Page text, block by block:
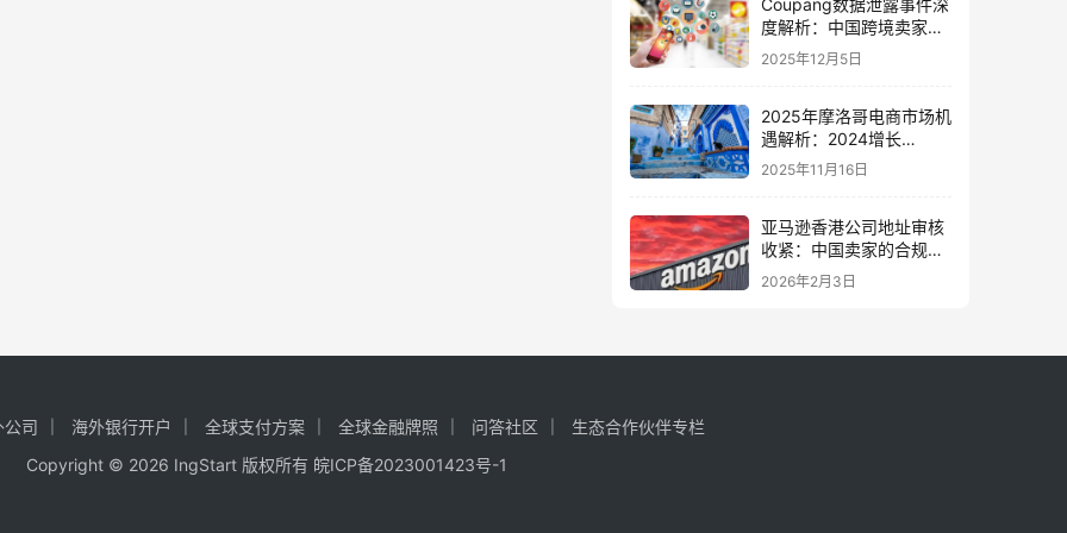
Coupang数据泄露事件深
度解析：中国跨境卖家的
挑战、机遇与韩国市场合
规指南
2025年12月5日
2025年摩洛哥电商市场机
遇解析：2024增长
65%，中国卖家如何掘金
2025年11月16日
亚马逊香港公司地址审核
收紧：中国卖家的合规危
机与应对策略（跨境税务
合规指南）
2026年2月3日
公司 海外银行开户 全球支付方案 全球金融牌照 问答社区
生态合作伙伴专栏
Copyright © 2026 IngStart 版权所有 皖ICP备2023001423号-1